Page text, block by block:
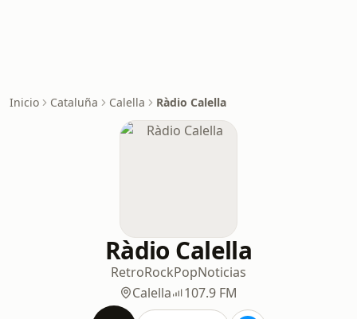
Inicio Cataluña Calella Ràdio Calella
Ràdio Calella
RetroRockPopNoticias
Calella
107.9 FM